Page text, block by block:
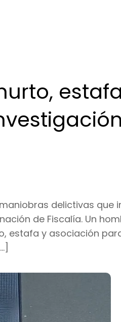
delictivas que
de Fiscalía. Un
estafa y asociación